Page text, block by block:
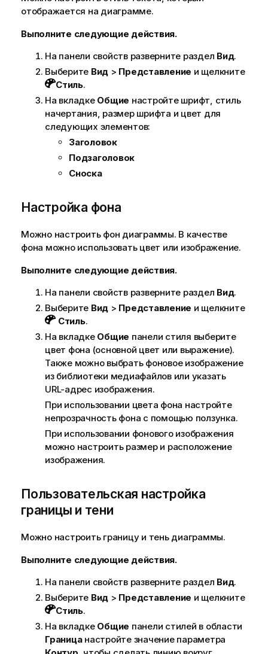
отображается на диаграмме.
Выполните следующие действия.
На панели свойств разверните раздел Вид.
Выберите Вид > Представление и щелкните
Стиль.
На вкладке Общие настройте шрифт, стиль
начертания, размер шрифта и цвет для
следующих элементов:
Заголовок
Подзаголовок
Сноска
Настройка фона
Можно настроить фон диаграммы. В качестве
фона можно использовать цвет или изображение.
Выполните следующие действия.
На панели свойств разверните раздел Вид.
Выберите Вид > Представление и щелкните
Стиль.
На вкладке Общие панели стиля выберите
цвет фона (основной цвет или выражение).
Также можно выбрать фоновое изображение
из библиотеки медиафайлов или указать
URL-адрес изображения.
При использовании цвета фона настройте
непрозрачность фона с помощью ползунка.
При использовании фонового изображения
можно настроить размер и расположение
изображения.
Пользовательская настройка
границы и тени
Можно настроить границу и тень диаграммы.
Выполните следующие действия.
На панели свойств разверните раздел Вид.
Выберите Вид > Представление и щелкните
Стиль.
На вкладке Общие панели стилей в области
Границанастройте значение параметра